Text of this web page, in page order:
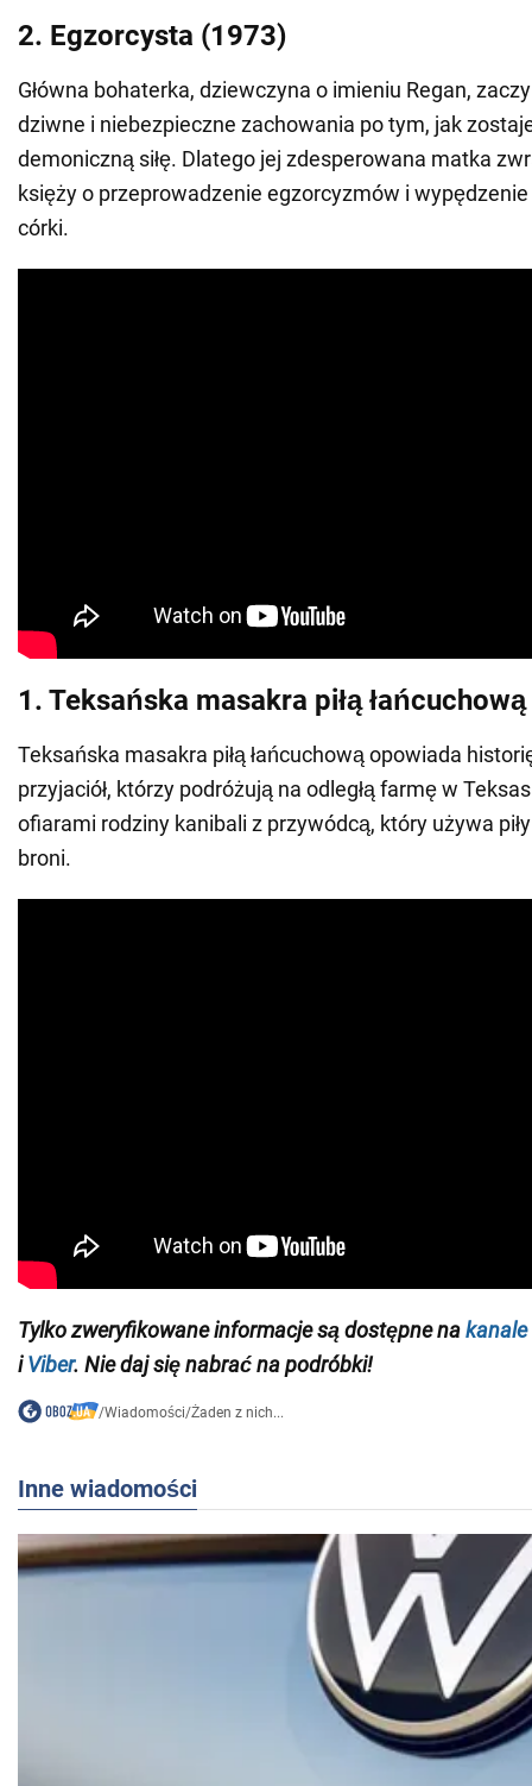
2. Egzorcysta (1973)
Główna bohaterka, dziewczyna o imieniu Regan,
dziwne i niebezpieczne zachowania po tym, jak
demoniczną siłę. Dlatego jej zdesperowana matka
księży o przeprowadzenie egzorcyzmów i wypędzenie
córki.
1. Teksańska masakra piłą
Teksańska masakra piłą łańcuchową opowiada
przyjaciół, którzy podróżują na odległą farmę w
ofiarami rodziny kanibali z przywódcą, który używa
broni.
Tylko zweryfikowane informacje są dostępne nakanale
iViber. Nie daj się nabrać na podróbki!
/Wiadomości/Żaden z nich...
Inne wiadomości